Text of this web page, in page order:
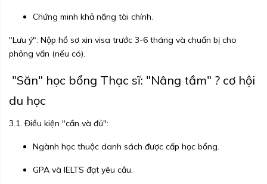
Chứng minh khả năng tài chính.
"Lưu ý": Nộp hồ sơ xin visa trước 3-6 tháng và chuẩn bị cho
phỏng vấn (nếu có).
"Săn" học bổng Thạc sĩ: "Nâng tầm" ? cơ hội
du học
3.1. Điều kiện "cần và đủ":
Ngành học thuộc danh sách được cấp học bổng.
GPA và IELTS đạt yêu cầu.